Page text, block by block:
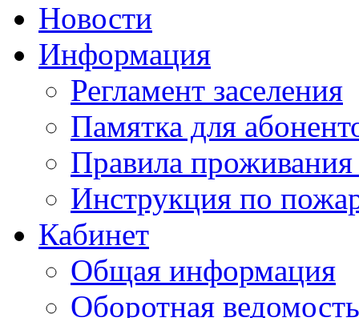
Новости
Информация
Регламент заселения
Памятка для
Правила
Инструкция по
Кабинет
Общая информация
Оборотная ведомость